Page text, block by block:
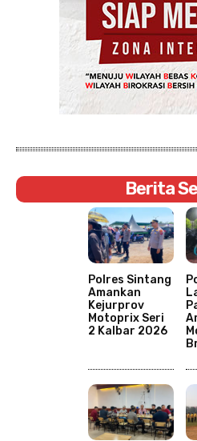
Berita
Polres Sintang
Amankan
Kejurprov
Motoprix Seri
2 Kalbar 2026